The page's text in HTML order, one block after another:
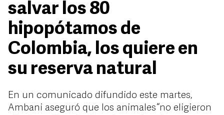
salvar los 80
hipopótamos de
Colombia, los quiere en
su reserva natural
En un comunicado difundido este martes,
Ambani aseguró que los animales “no eligieron